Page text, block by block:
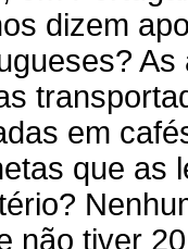
dizem
As
em
que as
não tiver